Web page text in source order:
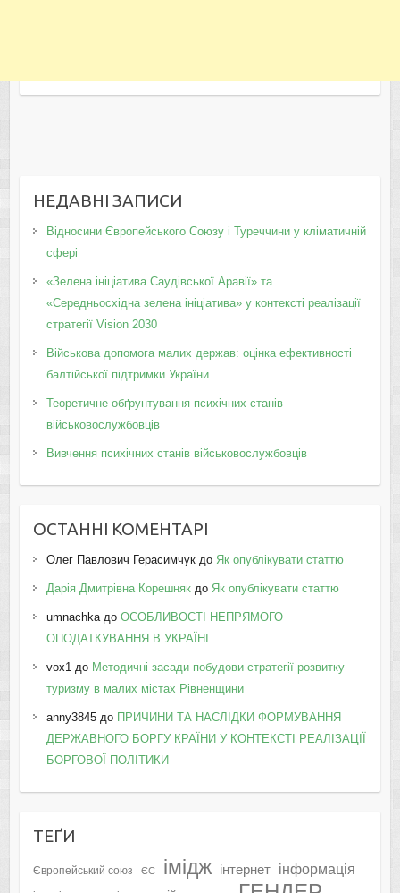
НЕДАВНІ ЗАПИСИ
Відносини Європейського Союзу і Туреччини у кліматичній
сфері
«Зелена ініціатива Саудівської Аравії» та
«Середньосхідна зелена ініціатива» у контексті реалізації
стратегії Vision 2030
Військова допомога малих держав: оцінка ефективності
балтійської підтримки України
Теоретичне обґрунтування психічних станів
військовослужбовців
Вивчення психічних станів військовослужбовців
ОСТАННІ КОМЕНТАРІ
Олег Павлович Герасимчукдо Як опублікувати статтю
Дарія Дмитрівна Корешнякдо Як опублікувати статтю
umnachkaдо ОСОБЛИВОСТІ НЕПРЯМОГО
ОПОДАТКУВАННЯ В УКРАЇНІ
vox1до Методичні засади побудови стратегії розвитку
туризму в малих містах Рівненщини
anny3845до ПРИЧИНИ ТА НАСЛІДКИ ФОРМУВАННЯ
ДЕРЖАВНОГО БОРГУ КРАЇНИ У КОНТЕКСТІ РЕАЛІЗАЦІЇ
БОРГОВОЇ ПОЛІТИКИ
ТЕҐИ
Європейський союз ЄС імідж інтернет інформація